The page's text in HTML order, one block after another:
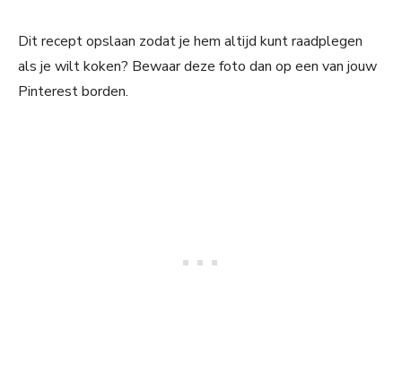
Dit recept opslaan zodat je hem altijd kunt raadplegen
als je wilt koken? Bewaar deze foto dan op een van jouw
Pinterest borden.